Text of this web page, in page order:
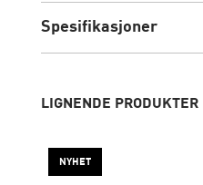
Spesifikasjoner
LIGNENDE PRODUKTER
NYHET